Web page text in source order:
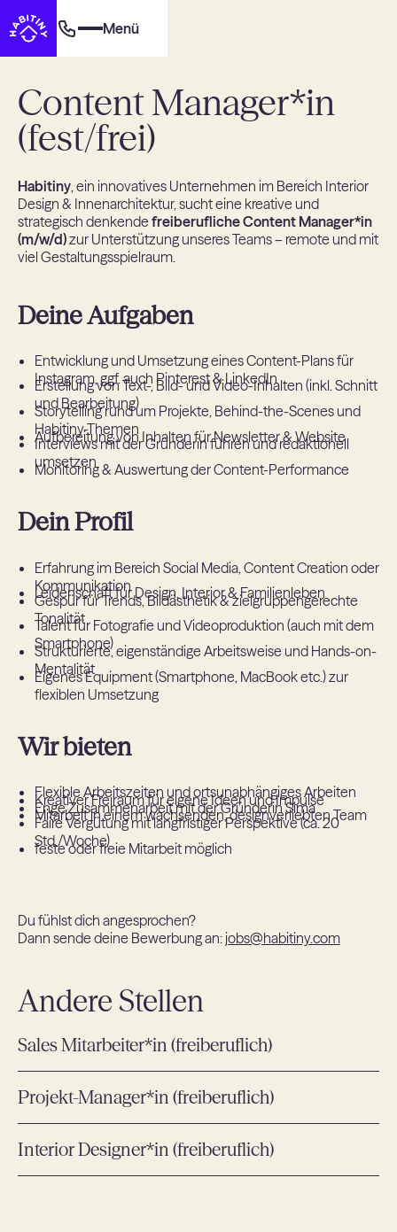
Menü
Content Manager*in
(fest/frei)
Habitiny, ein innovatives Unternehmen im Bereich Interior
Design & Innenarchitektur, sucht eine kreative und
strategisch denkende freiberufliche Content Manager*in
(m/w/d)zur Unterstützung unseres Teams – remote und mit
viel Gestaltungsspielraum.
Deine Aufgaben
Entwicklung und Umsetzung eines Content-Plans für
Instagram, ggf. auch Pinterest & LinkedIn
Erstellung von Text-, Bild- und Video-Inhalten (inkl. Schnitt
und Bearbeitung)
Storytelling rund um Projekte, Behind-the-Scenes und
Habitiny-Themen
Aufbereitung von Inhalten für Newsletter & Website
Interviews mit der Gründerin führen und redaktionell
umsetzen
Monitoring & Auswertung der Content-Performance
Dein Profil
Erfahrung im Bereich Social Media, Content Creation oder
Kommunikation
Leidenschaft für Design, Interior & Familienleben
Gespür für Trends, Bildästhetik & zielgruppengerechte
Tonalität
Talent für Fotografie und Videoproduktion (auch mit dem
Smartphone)
Strukturierte, eigenständige Arbeitsweise und Hands-on-
Mentalität
Eigenes Equipment (Smartphone, MacBook etc.) zur
flexiblen Umsetzung
Wir bieten
Flexible Arbeitszeiten und ortsunabhängiges Arbeiten
Kreativer Freiraum für eigene Ideen und Impulse
Enge Zusammenarbeit mit der Gründerin Sima
Mitarbeit in einem wachsenden, designverliebten Team
Faire Vergütung mit langfristiger Perspektive (ca. 20
Std./Woche)
feste oder freie Mitarbeit möglich
Du fühlst dich angesprochen?
Dann sende deine Bewerbung an: jobs@habitiny.com
Andere Stellen
Sales Mitarbeiter*in (freiberuflich)
Projekt-Manager*in (freiberuflich)
Interior Designer*in (freiberuflich)